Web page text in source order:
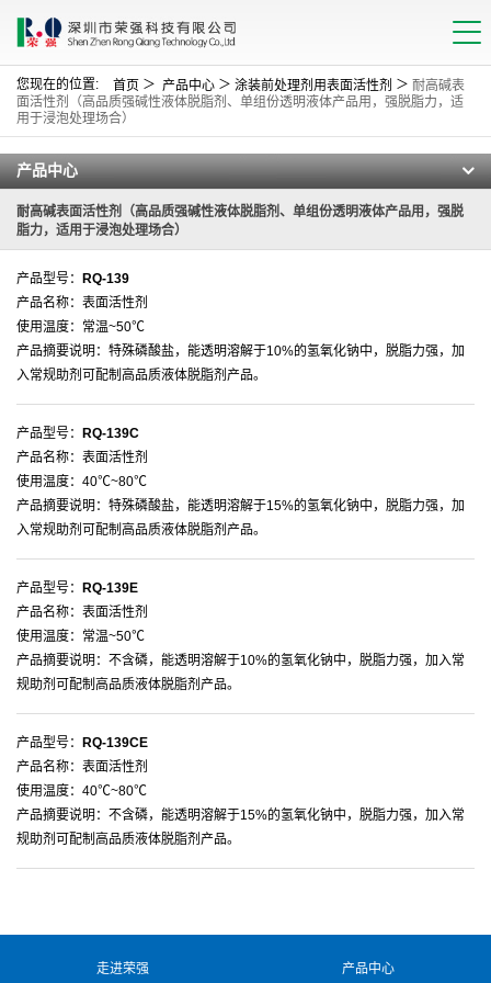
您现在的位置: 首页 ＞ 产品中心 ＞ 涂装前处理剂用表面活性剂 ＞ 耐高碱表
面活性剂（高品质强碱性液体脱脂剂、单组份透明液体产品用，强脱脂力，适
用于浸泡处理场合）
产品中心
耐高碱表面活性剂（高品质强碱性液体脱脂剂、单组份透明液体产品用，强脱
脂力，适用于浸泡处理场合）
产品型号：
RQ-139
产品名称：表面活性剂
使用温度：常温~50℃
产品摘要说明：特殊磷酸盐，能透明溶解于10%的氢氧化钠中，脱脂力强，加
入常规助剂可配制高品质液体脱脂剂产品。
产品型号：
RQ-139C
产品名称：表面活性剂
使用温度：40℃~80℃
产品摘要说明：特殊磷酸盐，能透明溶解于15%的氢氧化钠中，脱脂力强，加
入常规助剂可配制高品质液体脱脂剂产品。
产品型号：
RQ-139E
产品名称：表面活性剂
使用温度：常温~50℃
产品摘要说明：不含磷，能透明溶解于10%的氢氧化钠中，脱脂力强，加入常
规助剂可配制高品质液体脱脂剂产品。
产品型号：
RQ-139CE
产品名称：表面活性剂
使用温度：40℃~80℃
产品摘要说明：不含磷，能透明溶解于15%的氢氧化钠中，脱脂力强，加入常
规助剂可配制高品质液体脱脂剂产品。
走进荣强 产品中心